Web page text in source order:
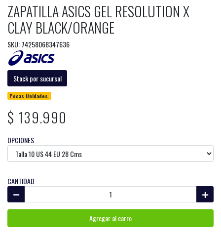
ZAPATILLA ASICS GEL RESOLUTION X
CLAY BLACK/ORANGE
SKU: 74258068347636
Stock por sucursal
Pocas Unidades.
$ 139.990
OPCIONES
CANTIDAD
Agregar al carro